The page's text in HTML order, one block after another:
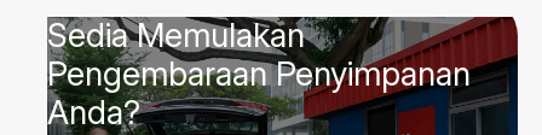
Sedia Memulakan
Pengembaraan Penyimpanan
Anda?